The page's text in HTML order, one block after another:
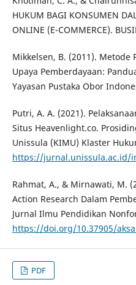
HUKUM BAGI KONSUMEN
ONLINE (E-COMMERCE).
Mikkelsen, B. (2011).
Upaya Pemberdayaan:
Yayasan Pustaka Obor
Putri, A. A. (2021).
Situs Heavenlight.co.
Unissula (KIMU) Klaster
https://jurnal.unissula.ac.id/
Rahmat, A., & Mirnawati, M.
Action Research Dalam
Jurnal Ilmu Pendidikan
https://doi.org/10.37905/
PDF